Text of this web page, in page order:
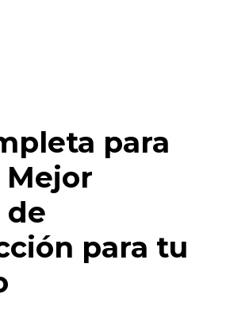
para
Mejor
de
para tu